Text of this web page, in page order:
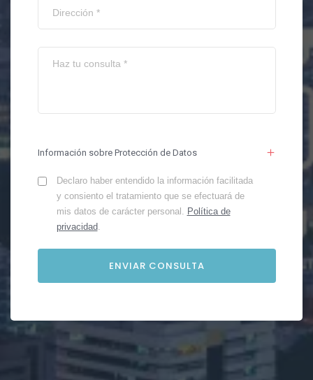
Información sobre Protección de Datos
Declaro haber entendido la información facilitada
y consiento el tratamiento que se efectuará de
mis datos de carácter personal. Política de
privacidad.